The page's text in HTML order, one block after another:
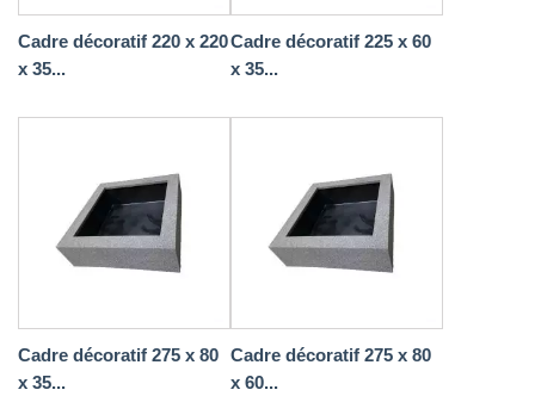
Cadre décoratif 220 x 220
x 35...
Cadre décoratif 225 x 60
x 35...
Cadre décoratif 275 x 80
x 35...
Cadre décoratif 275 x 80
x 60...